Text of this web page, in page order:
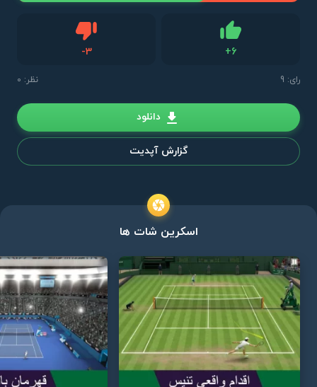
+6
-3دیس لایک
رای: 9 نظر: 0
دانلود
گزارش آپدیت
اسکرین شات ها